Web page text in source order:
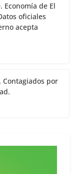
Economía de El
oficiales
acepta
Contagiados por